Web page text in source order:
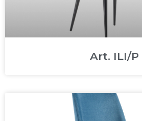
Art. ILI/P